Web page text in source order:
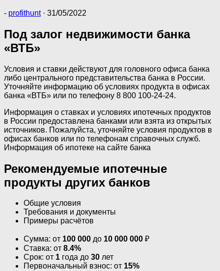
- profithunt · 31/05/2022
Под залог недвижимости банка
«ВТБ»
Условия и ставки действуют для головного офиса банка
либо центрального представительства банка в России.
Уточняйте информацию об условиях продукта в офисах
банка «ВТБ» или по телефону 8 800 100-24-24.
Информация о ставках и условиях ипотечных продуктов
в России предоставлена банками или взята из открытых
источников. Пожалуйста, уточняйте условия продуктов в
офисах банков или по телефонам справочных служб.
Информация об ипотеке на сайте банка
Рекомендуемые ипотечные
продукты других банков
Общие условия
Требования и документы
Примеры расчётов
Сумма: от 100 000 до 10 000 000 ₽
Ставка: от 8.4%
Срок: от 1 года до 30 лет
Первоначальный взнос: от 15%